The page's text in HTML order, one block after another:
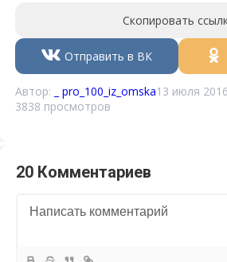
Скопировать
Отправить в ВК
Автор: _ pro_100_iz_omska13 июля
3838 просмотров
20 Комментариев